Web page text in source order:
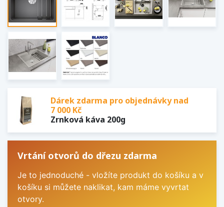
Dárek zdarma pro objednávky nad
7 000 Kč
Zrnková káva 200g
Vrtání otvorů do dřezu zdarma
Je to jednoduché - vložíte produkt do košíku a v
košíku si můžete naklikat, kam máme vyvrtat
otvory.